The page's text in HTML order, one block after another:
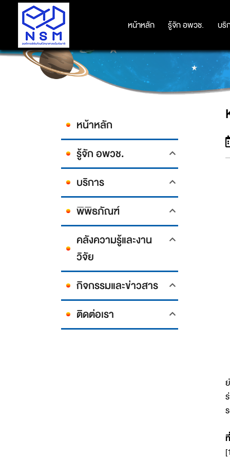
หน้าหลัก รู้จัก อพวช. บริ
หน้าหลัก รู้จัก อพวช. บริ
หน้าหลัก
รู้จัก อพวช.
บริการ
พิพิธภัณฑ์
คลังความรู้และงาน
วิจัย
กิจกรรมและข่าวสาร
ติดต่อเรา